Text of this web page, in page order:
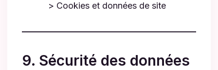
> Cookies et données de site
9. Sécurité des données